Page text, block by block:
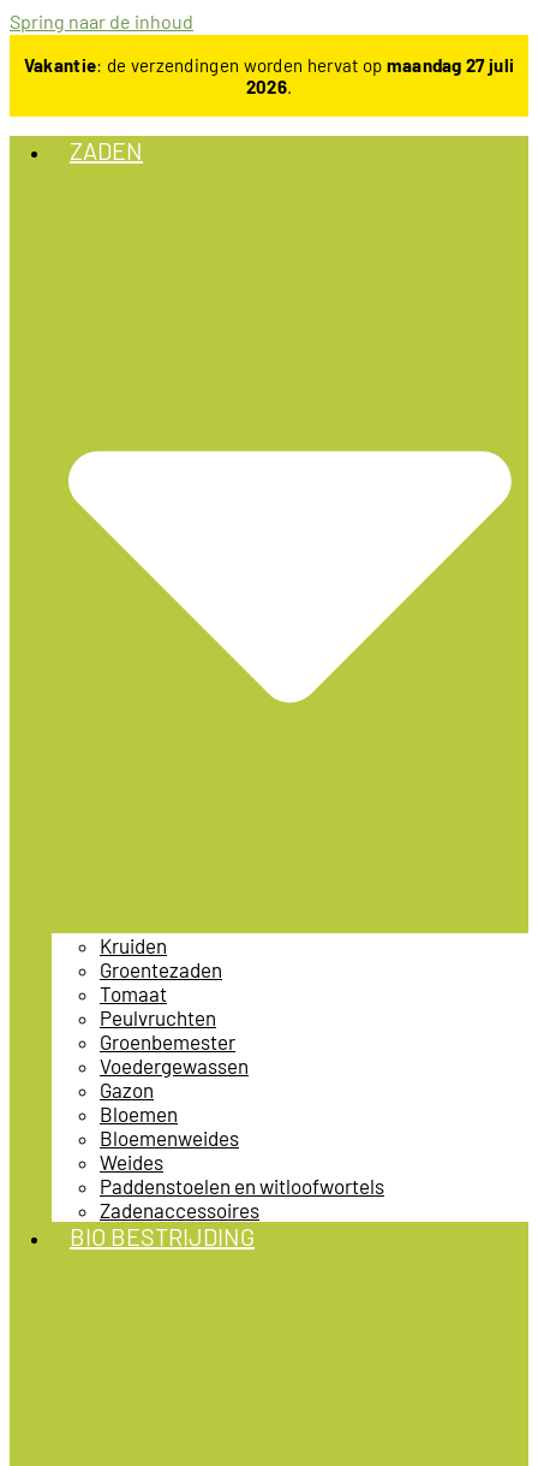
Spring naar de inhoud
Vakantie: de verzendingen worden hervat op maandag 27 juli
2026.
ZADEN
Kruiden
Groentezaden
Tomaat
Peulvruchten
Groenbemester
Voedergewassen
Gazon
Bloemen
Bloemenweides
Weides
Paddenstoelen en witloofwortels
Zadenaccessoires
BIO BESTRIJDING